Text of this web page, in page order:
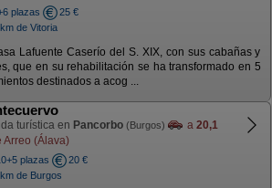
plazas
25 €
de Vitoria
Lafuente Caserío del S. XIX, con sus cabañas y
que en su rehabilitación se ha transformado en 5
destinados a acog ...
turística en Pancorbo (Burgos) a 20,1
Arreo (Álava)
plazas
20 €
de Burgos